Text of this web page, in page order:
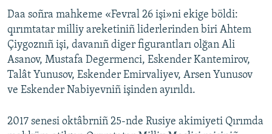
Daa soñra mahkeme «Fevral 26 işi»ni ekige böldi:
qırımtatar milliy areketiniñ liderlerinden biri Ahtem
Çiygoznıñ işi, davanıñ diger figurantları olğan Ali
Asanov, Mustafa Degermenci, Eskender Kantemirov,
Talât Yunusov, Eskender Emirvaliyev, Arsen Yunusov
ve Eskender Nabiyevniñ işinden ayırıldı.
2017 senesi oktâbrniñ 25-nde Rusiye akimiyeti Qırımda